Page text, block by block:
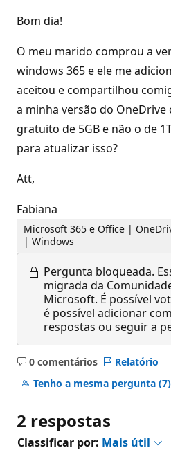
Bom dia!
O meu marido comprou a
windows 365 e ele me
aceitou e compartilhou
a minha versão do
gratuito de 5GB e não o de
para atualizar isso?
Att,
Fabiana
Microsoft 365 e Office |
| Windows
Pergunta bloqueada.
migrada da
Microsoft. É possível
é possível adicionar
respostas ou seguir a
0 comentários
Sem
comentários
Relatório
Tenho a mesma pergunta (7)
2 respostas
Classificar por: Mais útil